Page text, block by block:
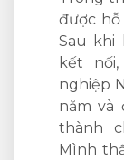
được hỗ
Sau khi
kết
nghiệp
năm và
thành
Mình